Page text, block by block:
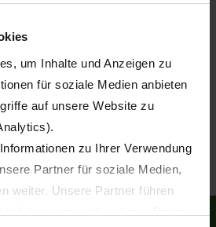
um Inhalte und Anzeigen zu
für soziale Medien anbieten
auf unsere Website zu
zu Ihrer Verwendung
Partner für soziale Medien,
weiter. Unsere Partner führen